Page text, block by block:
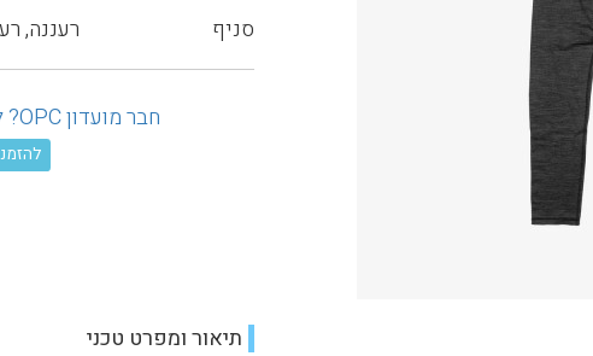
סניף רעננה,
חבר מועדון OPC? לחץ כאן ובדוק את ההנחה המגיעה לך!
להזמנה
תיאור ומפרט טכני